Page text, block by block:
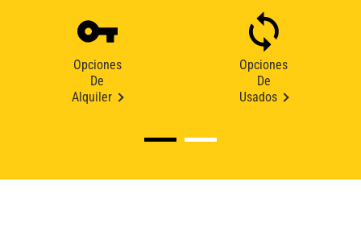
Opciones
De
Alquiler
Opciones
De
Usados